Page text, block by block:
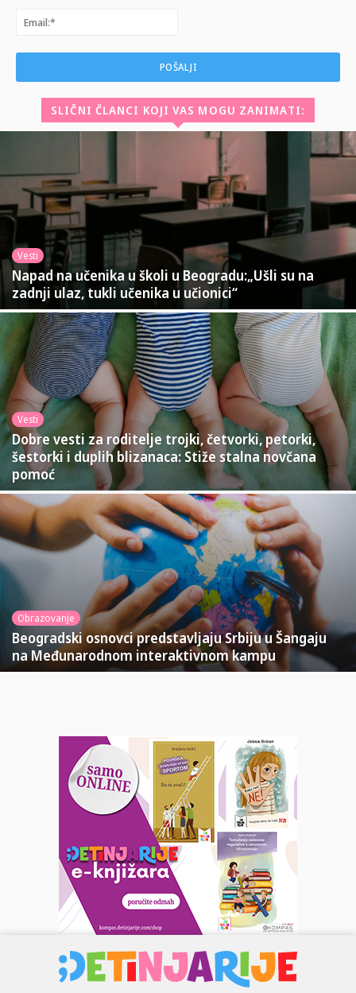
SLIČNI ČLANCI KOJI VAS MOGU ZANIMATI:
Vesti
Napad na učenika u školi u Beogradu:„Ušli su na
zadnji ulaz, tukli učenika u učionici“
Vesti
Dobre vesti za roditelje trojki, četvorki, petorki,
šestorki i duplih blizanaca: Stiže stalna novčana
pomoć
Obrazovanje
Beogradski osnovci predstavljaju Srbiju u Šangaju
na Međunarodnom interaktivnom kampu